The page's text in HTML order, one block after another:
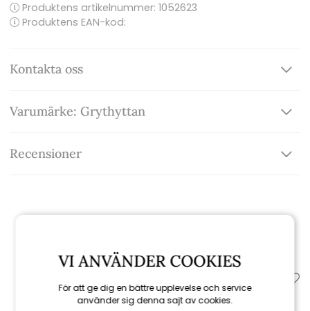
Produktens artikelnummer: 1052623
Produktens EAN-kod:
Kontakta oss
Varumärke: Grythyttan
Recensioner
VI ANVÄNDER COOKIES
För att ge dig en bättre upplevelse och service
använder sig denna sajt av cookies.